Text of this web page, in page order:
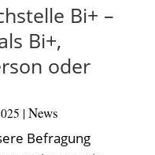
Bi+ –
Bi+,
oder
| News
Befragung